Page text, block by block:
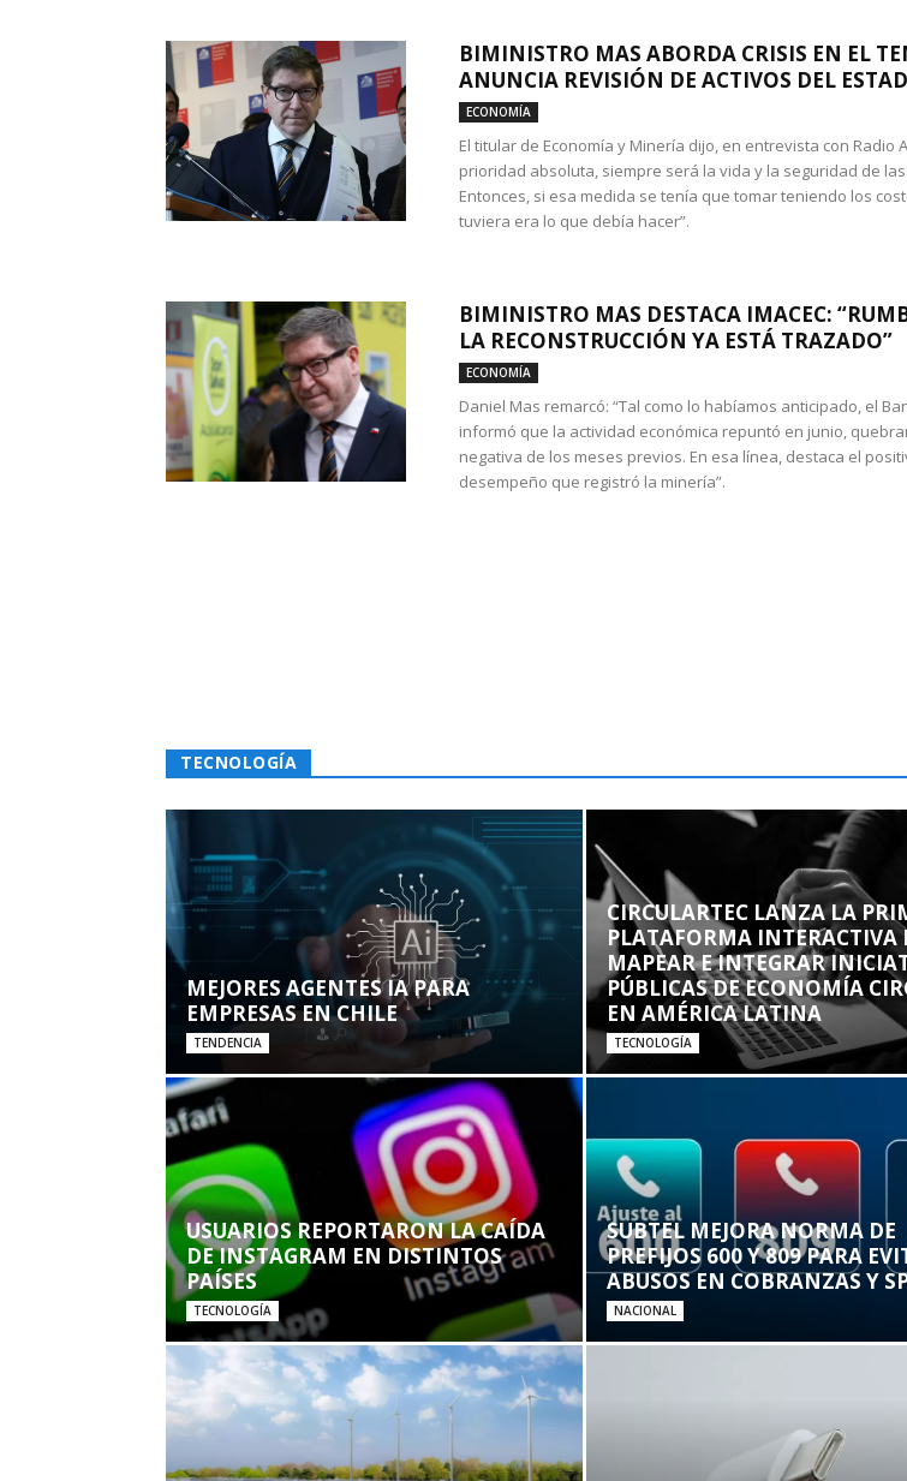
BIMINISTRO MAS ABORDA CRISIS EN EL
ANUNCIA REVISIÓN DE ACTIVOS DEL
ECONOMÍA
El titular de Economía y Minería dijo, en entrevista con Radio
prioridad absoluta, siempre será la vida y la seguridad de
Entonces, si esa medida se tenía que tomar teniendo los
tuviera era lo que debía hacer”.
BIMINISTRO MAS DESTACA IMACEC:
LA RECONSTRUCCIÓN YA ESTÁ TRAZADO”
ECONOMÍA
Daniel Mas remarcó: “Tal como lo habíamos anticipado, el
informó que la actividad económica repuntó en junio,
negativa de los meses previos. En esa línea, destaca el
desempeño que registró la minería”.
TECNOLOGÍA
MEJORES AGENTES IA PARA
EMPRESAS EN CHILE
TENDENCIA
CIRCULARTEC LANZA LA
PLATAFORMA INTERACTIVA
MAPEAR E INTEGRAR
PÚBLICAS DE ECONOMÍA
EN AMÉRICA LATINA
TECNOLOGÍA
USUARIOS REPORTARON LA CAÍDA
DE INSTAGRAM EN DISTINTOS
PAÍSES
TECNOLOGÍA
SUBTEL MEJORA NORMA DE
PREFIJOS 600 Y 809 PARA
ABUSOS EN COBRANZAS Y
NACIONAL